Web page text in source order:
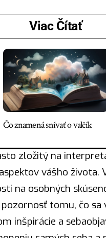
Viac Čítať
Čo znamená snívať o valčík
zložitý na
vášho života.
na osobných
tomu, čo sa
inšpirácie a